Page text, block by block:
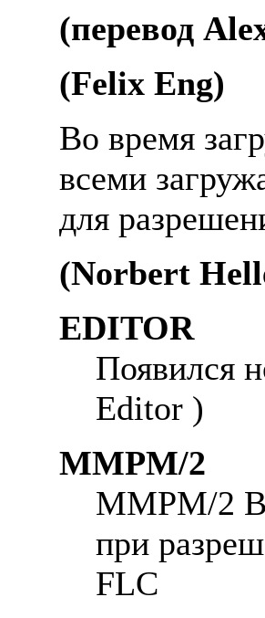
(перевод
(Felix Eng)
Во время
всеми
для
(Norbert
EDITOR
Появился
Editor )
MMPM/2
MMPM/2
при
FLC